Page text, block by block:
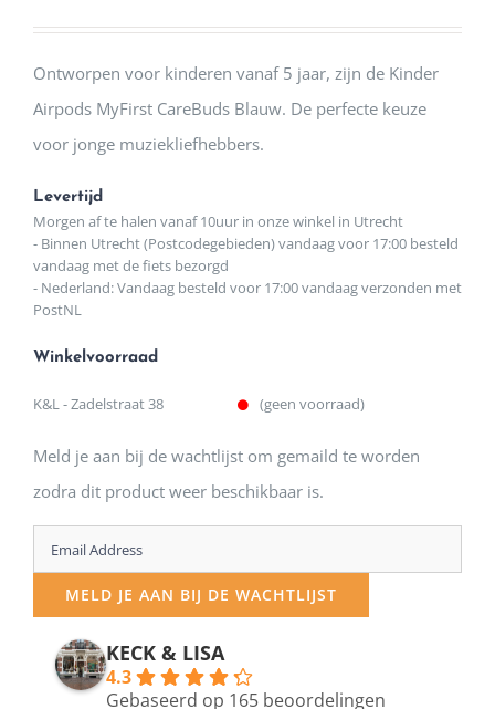
Ontworpen voor kinderen vanaf 5 jaar, zijn de Kinder
Airpods MyFirst CareBuds Blauw. De perfecte keuze
voor jonge muziekliefhebbers.
Levertijd
Morgen af te halen vanaf 10uur in onze winkel in Utrecht
- Binnen Utrecht (Postcodegebieden) vandaag voor 17:00 besteld
vandaag met de fiets bezorgd
- Nederland: Vandaag besteld voor 17:00 vandaag verzonden met
PostNL
Winkelvoorraad
K&L - Zadelstraat 38 (geen voorraad)
Meld je aan bij de wachtlijst om gemaild te worden
zodra dit product weer beschikbaar is.
Enter
your
email
address
MELD JE AAN BIJ DE WACHTLIJST
KECK & LISA
4.3
Gebaseerd op 165 beoordelingen